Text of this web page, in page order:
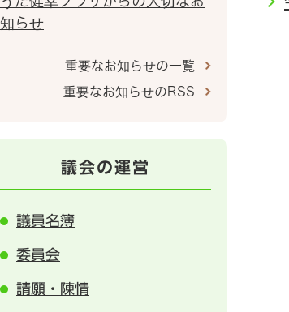
知らせ
重要なお知らせの一覧
重要なお知らせのRSS
議会の運営
議員名簿
委員会
請願・陳情